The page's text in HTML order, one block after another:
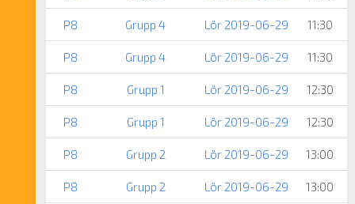
P8 Grupp 4 Lör 2019-06-29 11:30
P8 Grupp 4 Lör 2019-06-29 11:30
P8 Grupp 1 Lör 2019-06-29 12:30
P8 Grupp 1 Lör 2019-06-29 12:30
P8 Grupp 2 Lör 2019-06-29 13:00
P8 Grupp 2 Lör 2019-06-29 13:00